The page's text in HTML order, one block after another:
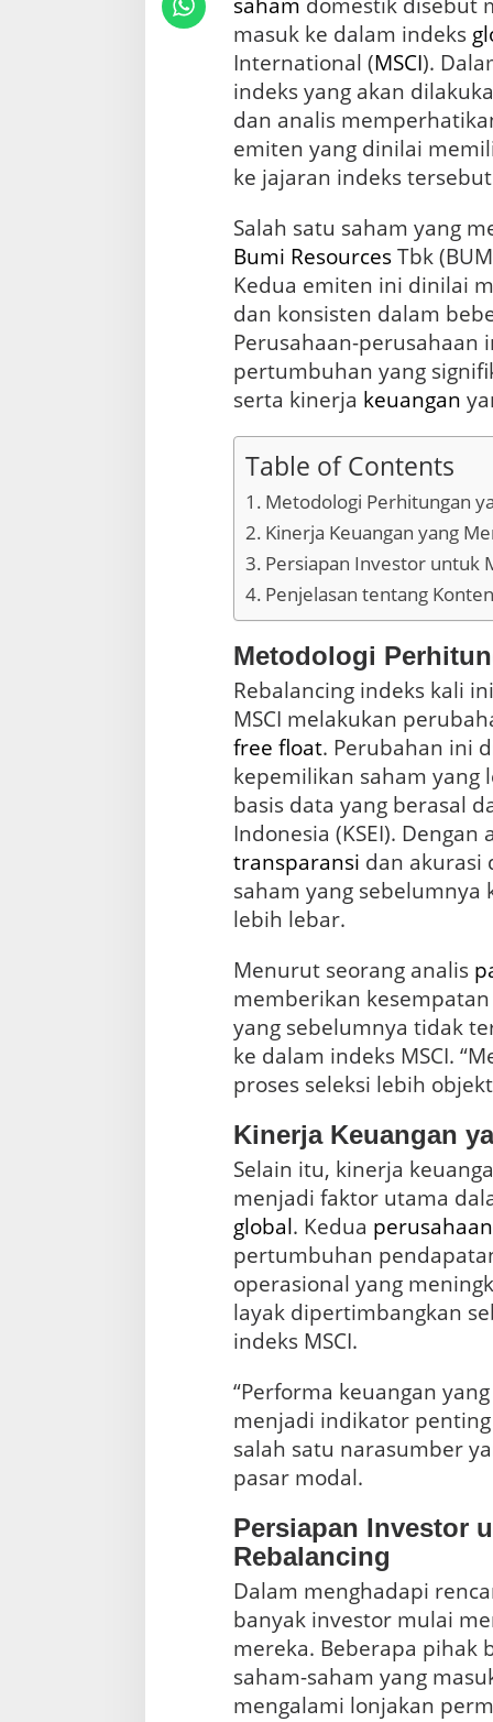
S
C
I
i
n
i
l
i
M
n
j
a
j
i
a
n
saham domestik disebut
masuk ke dalam indeks
International (MSCI).
indeks yang akan
dan analis
emiten yang dinilai
ke jajaran indeks
Salah satu saham yang
Bumi ResourcesTbk
Kedua emiten ini dinilai
dan konsisten dalam
Perusahaan-perusahaan
pertumbuhan yang
serta kinerja keuangan
Table of Contents
Metodologi Perhitungan
Kinerja Keuangan yang
Persiapan Investor untuk
Penjelasan tentang
Metodologi
Rebalancing indeks kali
MSCI melakukan
free float. Perubahan ini
kepemilikan saham yang
basis data yang berasal
Indonesia (KSEI).
transparansi dan akurasi
saham yang
lebih lebar.
Menurut seorang analis
memberikan
yang sebelumnya tidak
ke dalam indeks MSCI.
proses seleksi lebih
Kinerja Keuangan
Selain itu, kinerja
menjadi faktor utama
global. Kedua perusahaan
pertumbuhan
operasional yang
layak dipertimbangkan
indeks MSCI.
“Performa keuangan
menjadi indikator
salah satu narasumber
pasar modal.
Persiapan Investor
Rebalancing
Dalam menghadapi
banyak investor mulai
mereka. Beberapa pihak
saham-saham yang
mengalami lonjakan